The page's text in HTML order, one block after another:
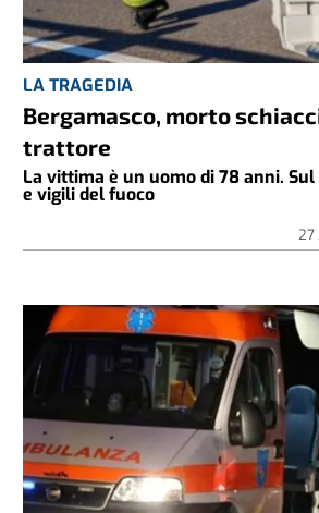
LA TRAGEDIA
Bergamasco, morto
trattore
La vittima è un uomo di 78 anni.
e vigili del fuoco
27